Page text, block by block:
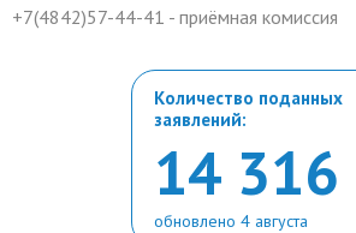
+7(4842)57-44-41 - приёмная комиссия
Количество поданных
заявлений:
14 316
обновлено 4 августа